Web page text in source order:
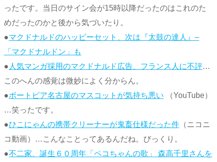
ったです。当日のサイン会が15時以降だったのはこれのた
めだったのかと後から気づいたり。
●マクドナルドのハッピーセット、次は『太鼓の達人』–
「マクドナルドン」も
● 人気マンガ採用のマクドナルド広告、フランス人に不評…
このへんの感覚は微妙によく分からん。
●ボートピア名古屋のマスコットが気持ち悪い （YouTube）
…笑ったです。
●ひこにゃんの携帯クリーナーが鬼畜仕様だった件 （ニコニ
コ動画）…こんなことってあるんだね。びっくり。
●不二家、誕生６０周年「ペコちゃんの歌」 森高千里さんを